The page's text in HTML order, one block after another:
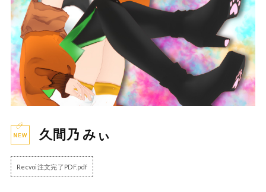
久間乃 みぃ
Recvoi注文完了PDF.pdf